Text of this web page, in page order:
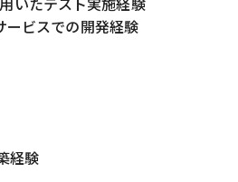
ビスでの開発経験
経験